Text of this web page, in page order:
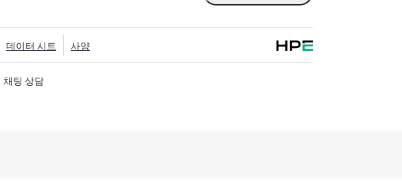
데이터 시트 사양
채팅 상담